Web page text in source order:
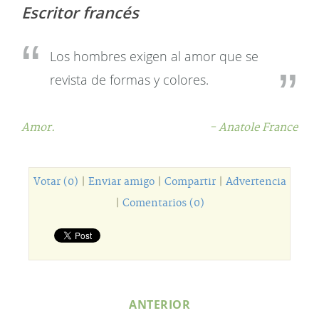
Escritor francés
Los hombres exigen al amor que se
revista de formas y colores.
Amor. - Anatole France
Votar (0) Enviar amigo| Compartir| Advertencia
Comentarios (0)
ANTERIOR